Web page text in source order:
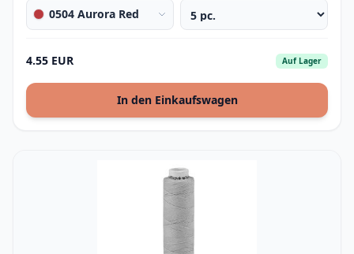
0504 Aurora Red
4.55 EUR Auf Lager
In den Einkaufswagen